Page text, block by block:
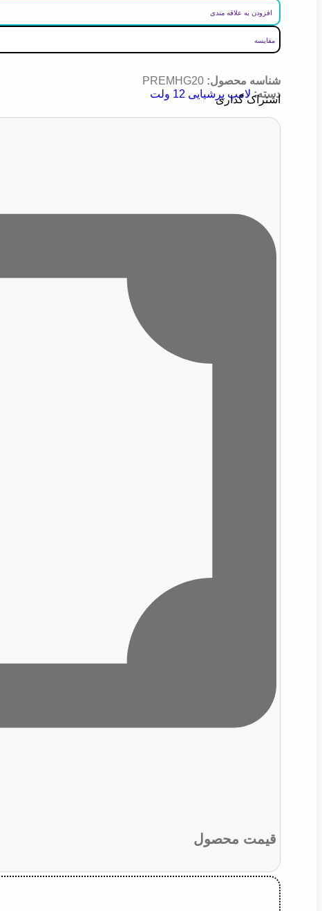
افزودن به علاقه مندی
مقایسه
شناسه محصول: PREMHG20
دسته: لامپ پرشیایی 12 ولت
اشتراک گذاری
قیمت محصول